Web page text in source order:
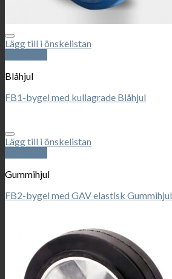
Lägg till i önskelistan
Blåhjul
FB1-bygel med kullagrade Blåhjul
Lägg till i önskelistan
Gummihjul
FB2-bygel med GAV elastisk Gummihjul